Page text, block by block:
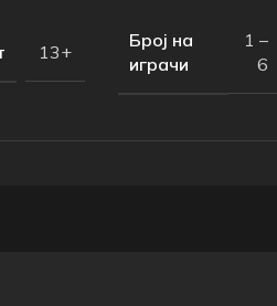
13+
Број на
играчи
1 –
6